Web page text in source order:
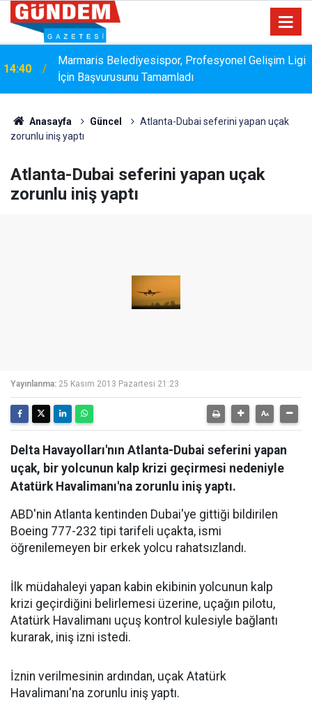
14:40
Marmaris Belediyesispor, Profesyonel Gelişim Ligi
İçin Başvurusunu Tamamladı
Anasayfa Güncel
Atlanta-Dubai seferini yapan uçak
zorunlu iniş yaptı
Atlanta-Dubai seferini yapan uçak
zorunlu iniş yaptı
Yayınlanma: 25 Kasım 2013 Pazartesi 21:23
Delta Havayolları'nın Atlanta-Dubai seferini yapan
uçak, bir yolcunun kalp krizi geçirmesi nedeniyle
Atatürk Havalimanı'na zorunlu iniş yaptı.
ABD'nin Atlanta kentinden Dubai'ye gittiği bildirilen
Boeing 777-232 tipi tarifeli uçakta, ismi
öğrenilemeyen bir erkek yolcu rahatsızlandı.
İlk müdahaleyi yapan kabin ekibinin yolcunun kalp
krizi geçirdiğini belirlemesi üzerine, uçağın pilotu,
Atatürk Havalimanı uçuş kontrol kulesiyle bağlantı
kurarak, iniş izni istedi.
İznin verilmesinin ardından, uçak Atatürk
Havalimanı'na zorunlu iniş yaptı.